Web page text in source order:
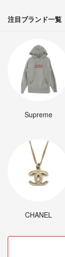
注目ブランド一覧
Supreme
CHANEL